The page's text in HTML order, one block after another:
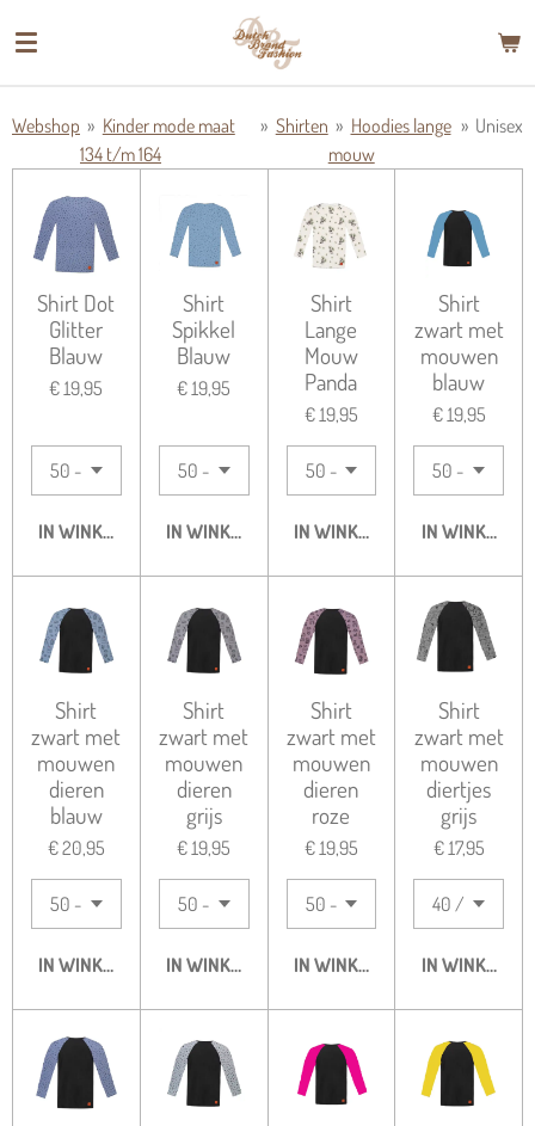
direct
hoofdinhoud
Webshop » Kinder mode maat
134 t/m 164
» Shirten » Hoodies lange
mouw
» Unisex
Shirt Dot
Glitter
Blauw
€ 19,95
IN WINKELWAGEN
Shirt
Spikkel
Blauw
€ 19,95
IN WINKELWAGEN
Shirt
Lange
Mouw
Panda
€ 19,95
IN WINKELWAGEN
Shirt
zwart met
mouwen
blauw
€ 19,95
IN
Shirt
zwart met
mouwen
dieren
blauw
€ 20,95
IN WINKELWAGEN
Shirt
zwart met
mouwen
dieren
grijs
€ 19,95
IN WINKELWAGEN
Shirt
zwart met
mouwen
dieren
roze
€ 19,95
IN WINKELWAGEN
Shirt
zwart met
mouwen
diertjes
grijs
€ 17,95
IN